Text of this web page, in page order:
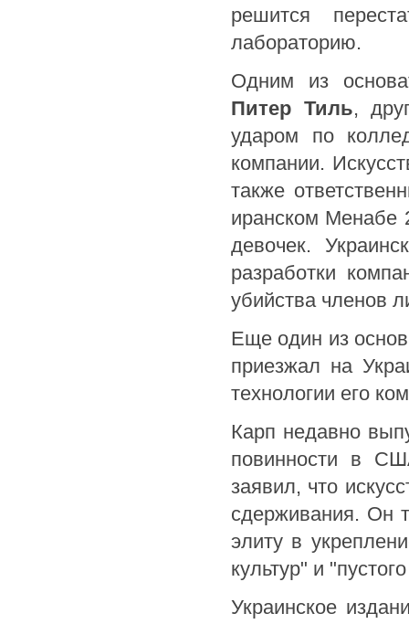
решится
лабораторию.
Одним из
Питер Тиль,
ударом по
компании.
также
иранском Менабе
девочек.
разработки
убийства членов
Еще один из
приезжал на
технологии его
Карп недавно
повинности в
заявил, что
сдерживания. Он
элиту в
культур" и
Украинское